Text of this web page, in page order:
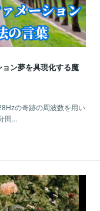
ョン夢を具現化する魔
の奇跡の周波数を用い
間...